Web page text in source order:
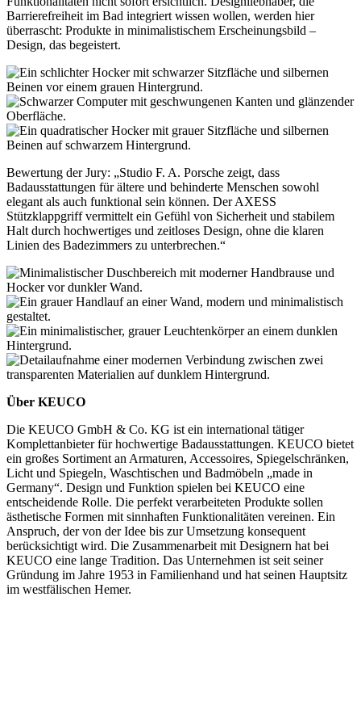
Barrierefreiheit im Bad integriert wissen wollen, werden hier
überrascht: Produkte in minimalistischem Erscheinungsbild –
Design, das begeistert.
Bewertung der Jury: „Studio F. A. Porsche zeigt, dass
Badausstattungen für ältere und behinderte Menschen sowohl
elegant als auch funktional sein können. Der AXESS
Stützklappgriff vermittelt ein Gefühl von Sicherheit und stabilem
Halt durch hochwertiges und zeitloses Design, ohne die klaren
Linien des Badezimmers zu unterbrechen.“
Über KEUCO
Die KEUCO GmbH & Co. KG ist ein international tätiger
Komplettanbieter für hochwertige Badausstattungen. KEUCO bietet
ein großes Sortiment an Armaturen, Accessoires, Spiegelschränken,
Licht und Spiegeln, Waschtischen und Badmöbeln „made in
Germany“. Design und Funktion spielen bei KEUCO eine
entscheidende Rolle. Die perfekt verarbeiteten Produkte sollen
ästhetische Formen mit sinnhaften Funktionalitäten vereinen. Ein
Anspruch, der von der Idee bis zur Umsetzung konsequent
berücksichtigt wird. Die Zusammenarbeit mit Designern hat bei
KEUCO eine lange Tradition. Das Unternehmen ist seit seiner
Gründung im Jahre 1953 in Familienhand und hat seinen Hauptsitz
im westfälischen Hemer.